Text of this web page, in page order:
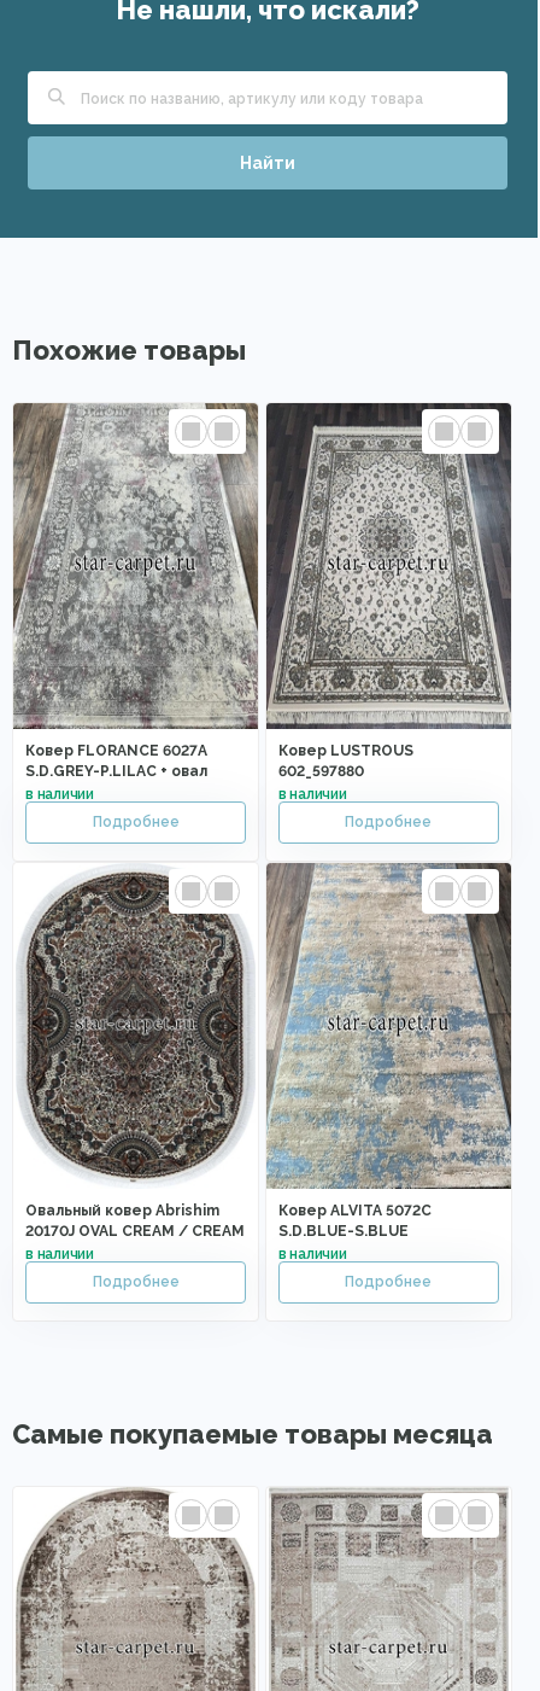
Не нашли, что искали?
Найти
Похожие товары
Ковер FLORANCE 6027A
S.D.GREY-P.LILAC + овал
Ковер LUSTROUS
602_597880
Овальный ковер Abrishim
20170J OVAL CREAM / CREAM
Ковер ALVITA 5072C
S.D.BLUE-S.BLUE
Самые покупаемые товары месяца